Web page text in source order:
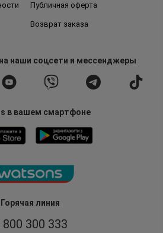
Горячая линия
800 300 333
Публичная оферта
Возврат заказа
наши соцсети и мессенджеры
в вашем смартфоне